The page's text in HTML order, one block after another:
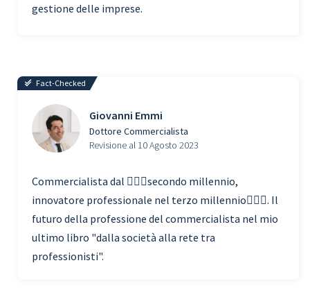
gestione delle imprese.
Fact-Checked
Giovanni Emmi
Dottore Commercialista
Revisione al 10 Agosto 2023
Commercialista dal 🧗🏾‍♀️secondo millennio,
innovatore professionale nel terzo millennio🏃🏾‍♂️. Il
futuro della professione del commercialista nel mio
ultimo libro "dalla società alla rete tra
professionisti".